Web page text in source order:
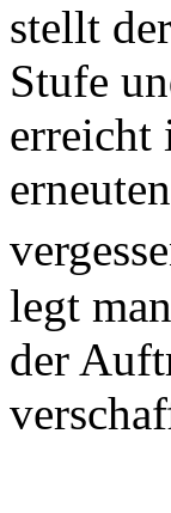
stellt
Stufe
erreicht
legt
der